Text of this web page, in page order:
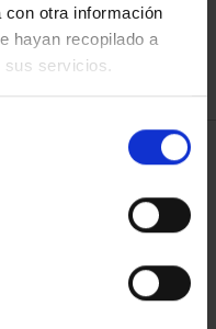
con otra información
hayan recopilado a
sus servicios.